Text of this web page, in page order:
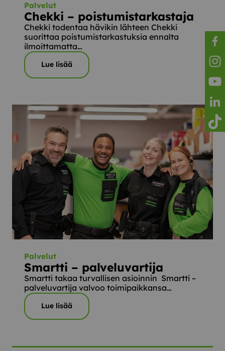
Palvelut
Chekki – poistumistarkastaja
Chekki todentaa hävikin lähteen Chekki
suorittaa poistumistarkastuksia ennalta
ilmoittamatta…
Lue lisää
Palvelut
Smartti – palveluvartija
Smartti takaa turvallisen asioinnin Smartti –
palveluvartija valvoo toimipaikkansa…
Lue lisää